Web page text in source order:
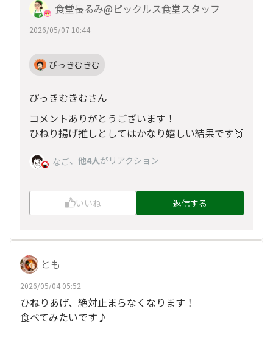
食堂長るみ@ピックルス食堂スタッフ
2026/05/07 10:44
ぴっきむきむ
ぴっきむきむさん
コメントありがとうございます！
ひねり揚げ推しとしてはかなり嬉しい結果です🙌
なご、 他4人がリアクション
いいね 返信する
とも
2026/05/04 05:52
ひねりあげ、絶対止まらなくなります！
食べてみたいです♪